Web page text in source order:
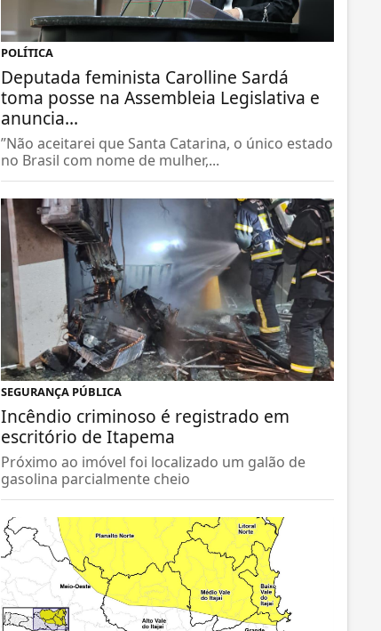
POLÍTICA
Deputada feminista Carolline Sardá
toma posse na Assembleia Legislativa e
anuncia...
”Não aceitarei que Santa Catarina, o único estado
no Brasil com nome de mulher,...
SEGURANÇA PÚBLICA
Incêndio criminoso é registrado em
escritório de Itapema
Próximo ao imóvel foi localizado um galão de
gasolina parcialmente cheio